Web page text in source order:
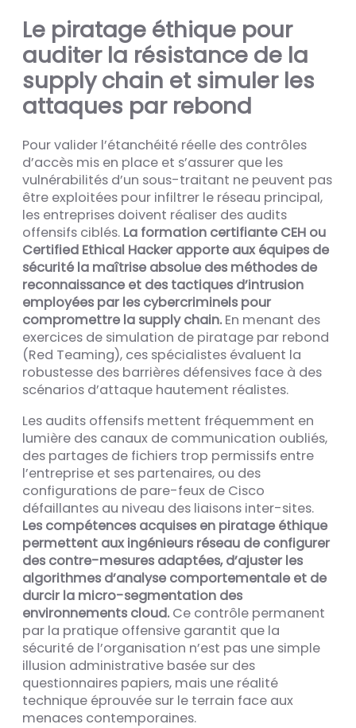
Le piratage éthique pour
auditer la résistance de la
supply chain et simuler les
attaques par rebond
Pour valider l’étanchéité réelle des contrôles
d’accès mis en place et s’assurer que les
vulnérabilités d’un sous-traitant ne peuvent pas
être exploitées pour infiltrer le réseau principal,
les entreprises doivent réaliser des audits
offensifs ciblés. La formation certifiante CEH ou
Certified Ethical Hacker apporte aux équipes de
sécurité la maîtrise absolue des méthodes de
reconnaissance et des tactiques d’intrusion
employées par les cybercriminels pour
compromettre la supply chain. En menant des
exercices de simulation de piratage par rebond
(Red Teaming), ces spécialistes évaluent la
robustesse des barrières défensives face à des
scénarios d’attaque hautement réalistes.
Les audits offensifs mettent fréquemment en
lumière des canaux de communication oubliés,
des partages de fichiers trop permissifs entre
l’entreprise et ses partenaires, ou des
configurations de pare-feux de Cisco
défaillantes au niveau des liaisons inter-sites.
Les compétences acquises en piratage éthique
permettent aux ingénieurs réseau de configurer
des contre-mesures adaptées, d’ajuster les
algorithmes d’analyse comportementale et de
durcir la micro-segmentation des
environnements cloud. Ce contrôle permanent
par la pratique offensive garantit que la
sécurité de l’organisation n’est pas une simple
illusion administrative basée sur des
questionnaires papiers, mais une réalité
technique éprouvée sur le terrain face aux
menaces contemporaines.